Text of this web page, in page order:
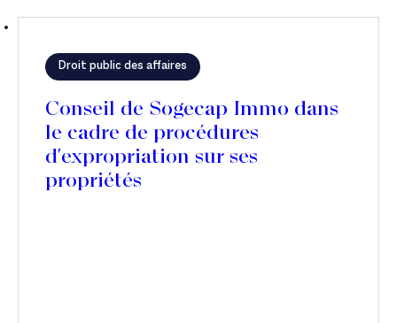
Droit public des affaires
Conseil de Sogecap Immo dans
le cadre de procédures
d'expropriation sur ses
propriétés